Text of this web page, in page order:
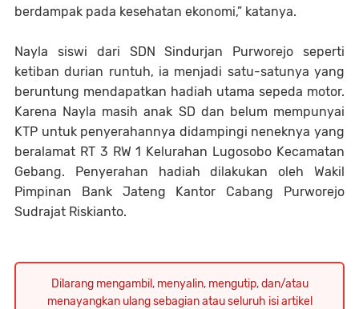
berdampak pada kesehatan ekonomi,” katanya.
Nayla siswi dari SDN Sindurjan Purworejo seperti
ketiban durian runtuh, ia menjadi satu-satunya yang
beruntung mendapatkan hadiah utama sepeda motor.
Karena Nayla masih anak SD dan belum mempunyai
KTP untuk penyerahannya didampingi neneknya yang
beralamat RT 3 RW 1 Kelurahan Lugosobo Kecamatan
Gebang. Penyerahan hadiah dilakukan oleh Wakil
Pimpinan Bank Jateng Kantor Cabang Purworejo
Sudrajat Riskianto.
Dilarang mengambil, menyalin, mengutip, dan/atau
menayangkan ulang sebagian atau seluruh isi artikel